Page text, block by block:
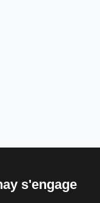
s'engage